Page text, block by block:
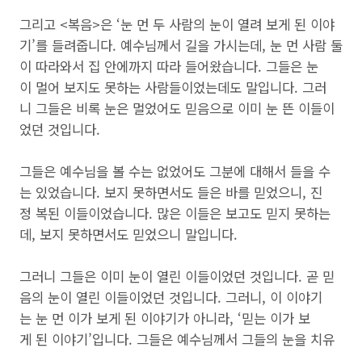
그리고 <복음>은 ‘눈 먼 두 사람의 눈이 열려 보게 된 이야
기’를 들려줍니다. 예수님께서 길을 가시는데, 눈 먼 사람 둘
이 따라와서 집 안에까지 따라 들어왔습니다. 그들은 눈
이 멀어 보지도 못하는 사람들이었는데도 말입니다. 그러
니 그들은 비록 눈은 멀었어도 믿음으로 이미 눈 뜬 이들이
었던 것입니다.
그들은 예수님을 볼 수는 없었어도 그분에 대해서 들을 수
는 있었습니다. 보지 못하면서도 들은 바를 믿었으니, 진
정 복된 이들이었습니다. 많은 이들은 보고도 믿지 못하는
데, 보지 못하면서도 믿었으니 말입니다.
그러니 그들은 이미 눈이 열린 이들이었던 것입니다. 곧 믿
음의 눈이 열린 이들이었던 것입니다. 그러니, 이 이야기
는 눈 먼 이가 보게 된 이야기가 아니라, ‘믿는 이가 보
게 된 이야기’입니다. 그들은 예수님께서 그들의 눈을 치유